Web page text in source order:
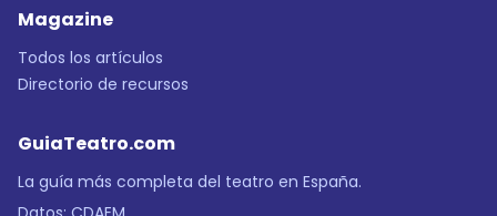
Magazine
Todos los artículos
Directorio de recursos
GuiaTeatro.com
La guía más completa del teatro en España.